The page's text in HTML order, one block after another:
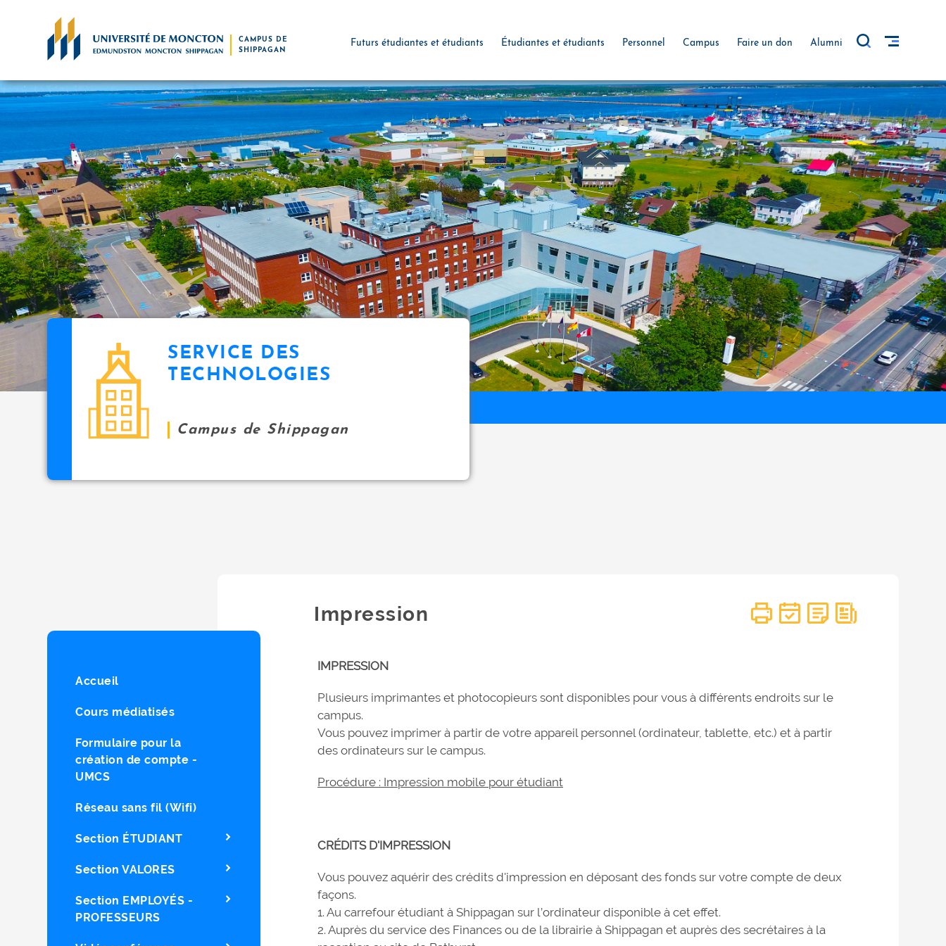
CAMPUS DE
SHIPPAGAN
Futurs étudiantes et étudiants Étudiantes et étudiants Personnel Campus Faire un don Alumni
SERVICE DES
TECHNOLOGIES
Campus de Shippagan
Accueil
Cours médiatisés
Formulaire pour la
création de compte -
UMCS
Réseau sans fil (Wifi)
Section ÉTUDIANT
Section VALORES
Section EMPLOYÉS -
PROFESSEURS
Impression
IMPRESSION
Plusieurs imprimantes et photocopieurs sont disponibles pour vous à différents endroits sur le
campus.
Vous pouvez imprimer à partir de votre appareil personnel (ordinateur, tablette, etc.) et à partir
des ordinateurs sur le campus.
Procédure : Impression mobile pour étudiant
CRÉDITS D'IMPRESSION
Vous pouvez aquérir des crédits d'impression en déposant des fonds sur votre compte de deux
façons.
1. Au carrefour étudiant à Shippagan sur l’ordinateur disponible à cet effet.
2. Auprès du service des Finances ou de la librairie à Shippagan et auprès des secrétaires à la